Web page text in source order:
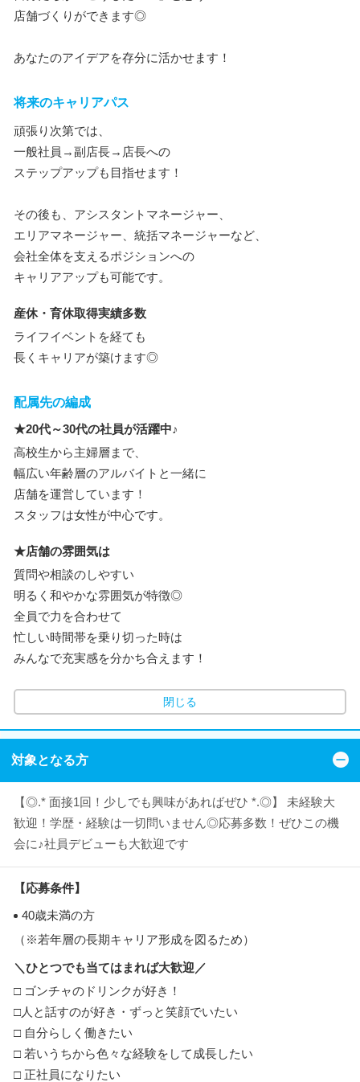
店舗づくりができます◎
あなたのアイデアを存分に活かせます！
将来のキャリアパス
頑張り次第では、
一般社員→副店長→店長への
ステップアップも目指せます！
その後も、アシスタントマネージャー、
エリアマネージャー、統括マネージャーなど、
会社全体を支えるポジションへの
キャリアアップも可能です。
産休・育休取得実績多数
ライフイベントを経ても
長くキャリアが築けます◎
配属先の編成
★20代～30代の社員が活躍中♪
高校生から主婦層まで、
幅広い年齢層のアルバイトと一緒に
店舗を運営しています！
スタッフは女性が中心です。
★店舗の雰囲気は
質問や相談のしやすい
明るく和やかな雰囲気が特徴◎
全員で力を合わせて
忙しい時間帯を乗り切った時は
みんなで充実感を分かち合えます！
閉じる
対象となる方
【◎.* 面接1回！少しでも興味があればぜひ *.◎】 未経験大
歓迎！学歴・経験は一切問いません◎応募多数！ぜひこの機
会に♪社員デビューも大歓迎です
【応募条件】
40歳未満の方
（※若年層の長期キャリア形成を図るため）
＼ひとつでも当てはまれば大歓迎／
□ ゴンチャのドリンクが好き！
□人と話すのが好き・ずっと笑顔でいたい
□ 自分らしく働きたい
□ 若いうちから色々な経験をして成長したい
□ 正社員になりたい